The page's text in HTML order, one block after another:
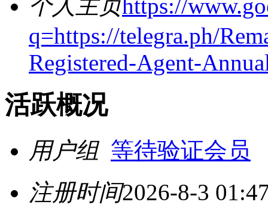
个人主页https://
q=https://telegra.ph/
Registered-Agent-
活跃概况
用户组 等待验证会员
注册时间2026-8-3